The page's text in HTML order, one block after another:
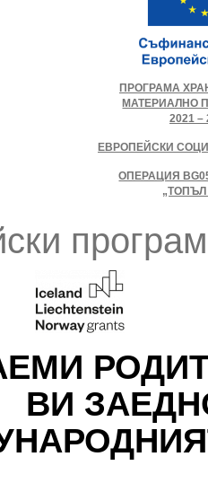
ПРОГРАМА
МАТЕРИАЛНО
2021 –
ЕВРОПЕЙСКИ
ОПЕРАЦИЯ
ВИ